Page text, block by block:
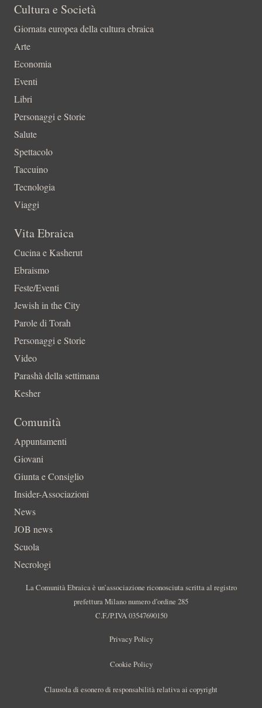
Cultura e Società
Giornata europea della cultura ebraica
Arte
Economia
Eventi
Libri
Personaggi e Storie
Salute
Spettacolo
Taccuino
Tecnologia
Viaggi
Vita Ebraica
Cucina e Kasherut
Ebraismo
Feste/Eventi
Jewish in the City
Parole di Torah
Personaggi e Storie
Video
Parashà della settimana
Kesher
Comunità
Appuntamenti
Giovani
Giunta e Consiglio
Insider-Associazioni
News
JOB news
Scuola
Necrologi
La Comunità Ebraica è un’associazione riconosciuta scritta al registro
prefettura Milano numero d’ordine 285
C.F./P.IVA 03547690150
Privacy Policy
Cookie Policy
Clausola di esonero di responsabilità relativa ai copyright